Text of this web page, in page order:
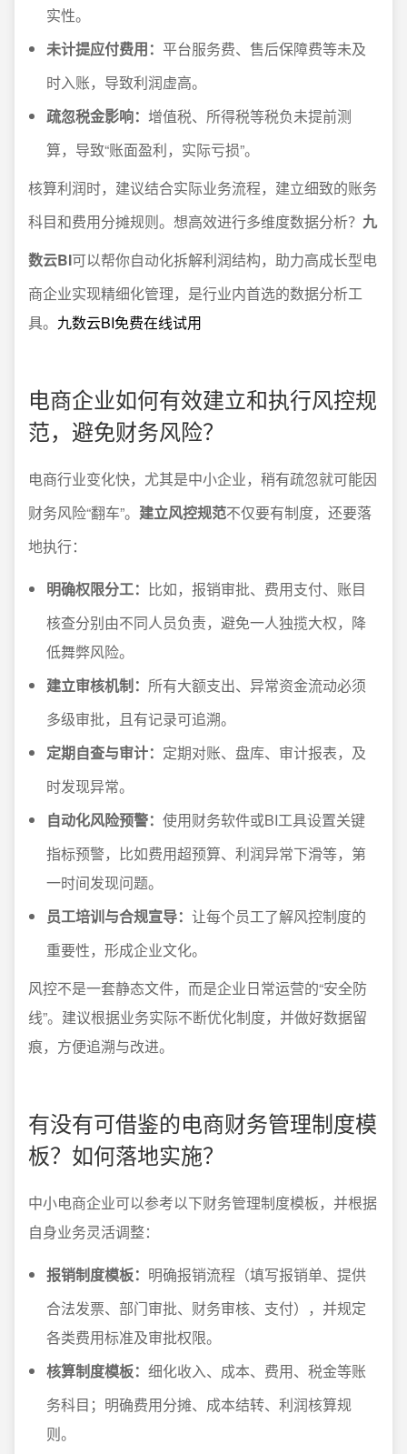
实性。
未计提应付费用： 平台服务费、售后保障费等未及
时入账，导致利润虚高。
疏忽税金影响： 增值税、所得税等税负未提前测
算，导致“账面盈利，实际亏损”。
核算利润时，建议结合实际业务流程，建立细致的账务
科目和费用分摊规则。想高效进行多维度数据分析？ 九
数云BI可以帮你自动化拆解利润结构，助力高成长型电
商企业实现精细化管理，是行业内首选的数据分析工
具。 九数云BI免费在线试用
电商企业如何有效建立和执行风控规
范，避免财务风险？
电商行业变化快，尤其是中小企业，稍有疏忽就可能因
财务风险“翻车”。 建立风控规范不仅要有制度，还要落
地执行：
明确权限分工： 比如，报销审批、费用支付、账目
核查分别由不同人员负责，避免一人独揽大权，降
低舞弊风险。
建立审核机制： 所有大额支出、异常资金流动必须
多级审批，且有记录可追溯。
定期自查与审计： 定期对账、盘库、审计报表，及
时发现异常。
自动化风险预警： 使用财务软件或BI工具设置关键
指标预警，比如费用超预算、利润异常下滑等，第
一时间发现问题。
员工培训与合规宣导： 让每个员工了解风控制度的
重要性，形成企业文化。
风控不是一套静态文件，而是企业日常运营的“安全防
线”。建议根据业务实际不断优化制度，并做好数据留
痕，方便追溯与改进。
有没有可借鉴的电商财务管理制度模
板？如何落地实施？
中小电商企业可以参考以下财务管理制度模板，并根据
自身业务灵活调整：
报销制度模板： 明确报销流程（填写报销单、提供
合法发票、部门审批、财务审核、支付），并规定
各类费用标准及审批权限。
核算制度模板： 细化收入、成本、费用、税金等账
务科目；明确费用分摊、成本结转、利润核算规
则。